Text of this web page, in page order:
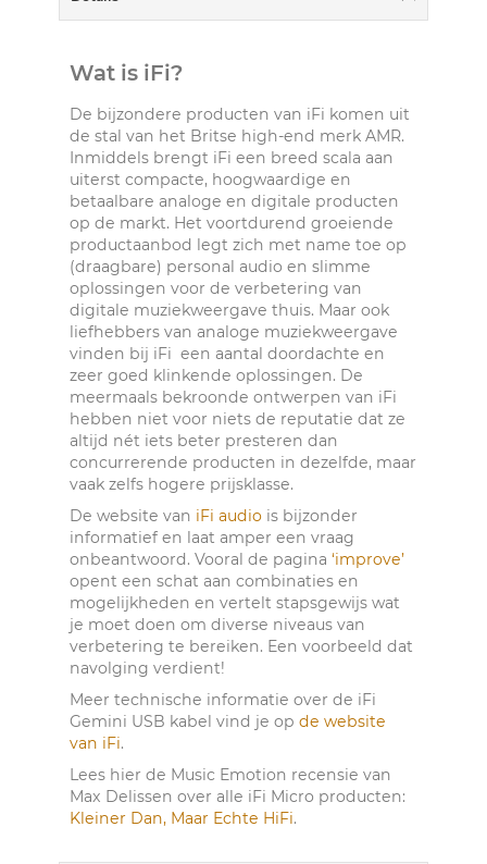
Wat is iFi?
De bijzondere producten van iFi komen uit
de stal van het Britse high-end merk AMR.
Inmiddels brengt iFi een breed scala aan
uiterst compacte, hoogwaardige en
betaalbare analoge en digitale producten
op de markt. Het voortdurend groeiende
productaanbod legt zich met name toe op
(draagbare) personal audio en slimme
oplossingen voor de verbetering van
digitale muziekweergave thuis. Maar ook
liefhebbers van analoge muziekweergave
vinden bij iFi een aantal doordachte en
zeer goed klinkende oplossingen. De
meermaals bekroonde ontwerpen van iFi
hebben niet voor niets de reputatie dat ze
altijd nét iets beter presteren dan
concurrerende producten in dezelfde, maar
vaak zelfs hogere prijsklasse.
De website van iFi audio is bijzonder
informatief en laat amper een vraag
onbeantwoord. Vooral de pagina ‘improve’
opent een schat aan combinaties en
mogelijkheden en vertelt stapsgewijs wat
je moet doen om diverse niveaus van
verbetering te bereiken. Een voorbeeld dat
navolging verdient!
Meer technische informatie over de iFi
Gemini USB kabel vind je op de website
van iFi.
Lees hier de Music Emotion recensie van
Max Delissen over alle iFi Micro producten:
Kleiner Dan, Maar Echte HiFi.